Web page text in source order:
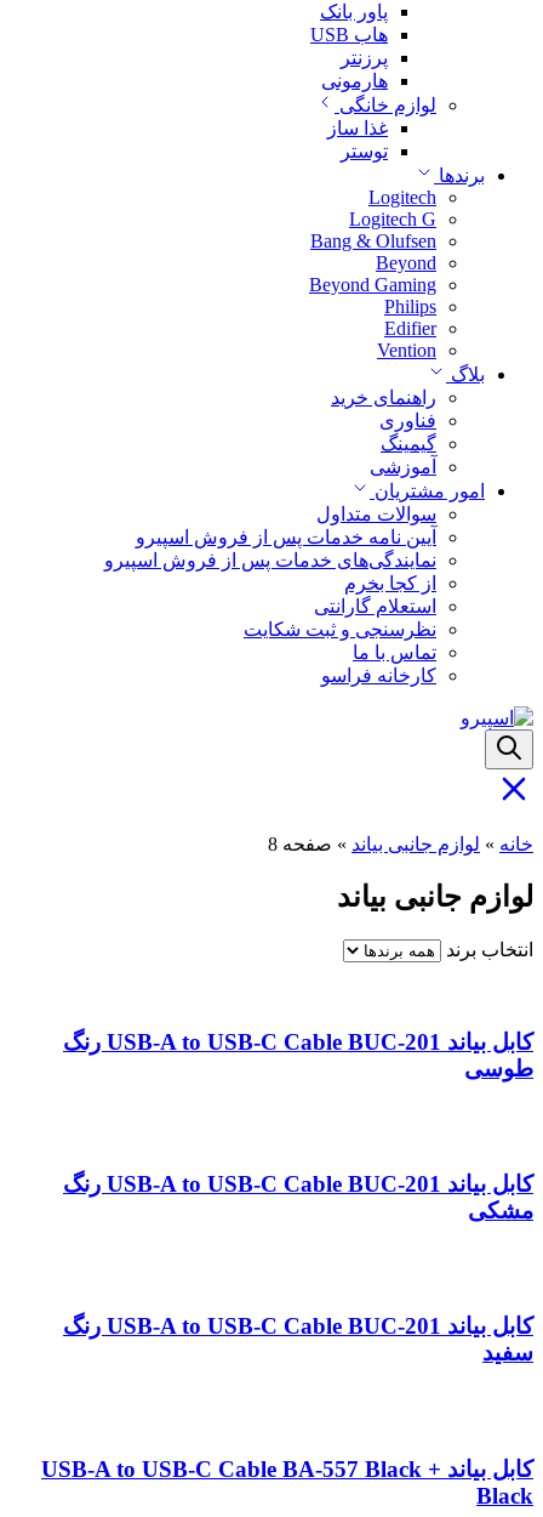
پاور بانک
هاب USB
پرزنتر
هارمونی
لوازم خانگی
غذا ساز
توستر
برندها
Logitech
Logitech G
Bang & Olufsen
Beyond
Beyond Gaming
Philips
Edifier
Vention
بلاگ
راهنمای خرید
فناوری
گیمینگ
آموزشی
امور مشتریان
سوالات متداول
آیین نامه خدمات پس از فروش اسپیرو
نمایندگی‌های خدمات پس از فروش اسپیرو
از کجا بخرم
استعلام گارانتی
نظرسنجی و ثبت شکایت
تماس با ما
کارخانه فراسو
خانه » لوازم جانبی بیاند » صفحه 8
لوازم جانبی بیاند
انتخاب برند
کابل بیاند USB-A to USB-C Cable BUC-201 رنگ
طوسی
کابل بیاند USB-A to USB-C Cable BUC-201 رنگ
مشکی
کابل بیاند USB-A to USB-C Cable BUC-201 رنگ
سفید
کابل بیاند USB-A to USB-C Cable BA-557 Black +
Black